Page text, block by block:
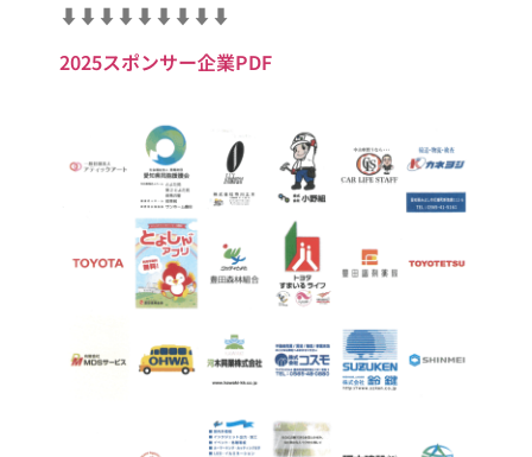
⬇︎⬇︎⬇︎⬇︎⬇︎⬇︎⬇︎⬇︎⬇︎
2025スポンサー企業PDF